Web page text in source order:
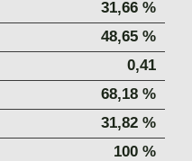
31,66 %
48,65 %
0,41
68,18 %
31,82 %
100 %